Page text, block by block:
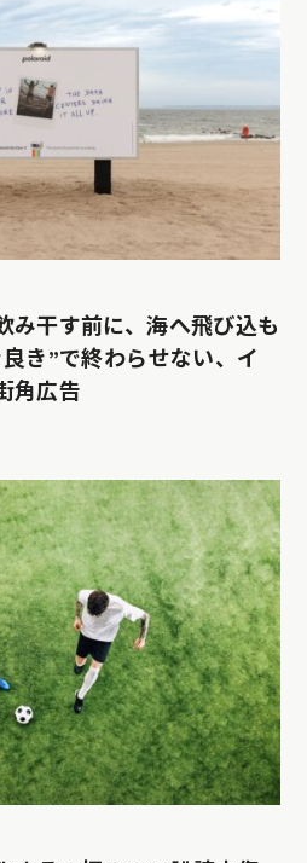
み干す前に、海へ飛び込も
き”で終わらせない、イ
角広告